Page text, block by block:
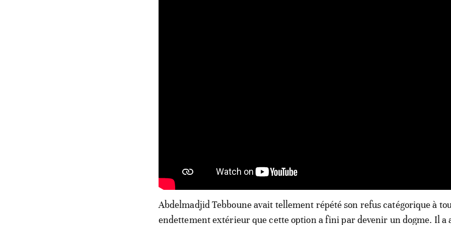
Abdelmadjid Tebboune avait tellement répété son refus catégorique à
endettement extérieur que cette option a fini par devenir un dogme. Il a